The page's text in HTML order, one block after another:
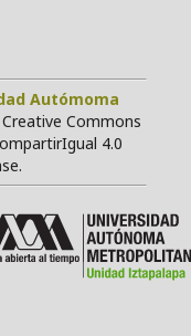
Autómoma
Commons
4.0